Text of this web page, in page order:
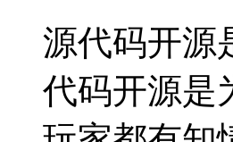
源代码开源
代码开源是